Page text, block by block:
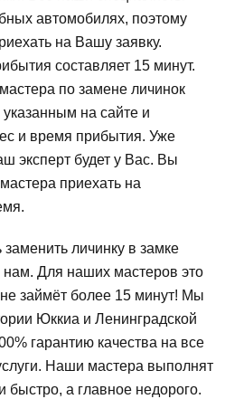
автомобилях, поэтому
на Вашу заявку.
составляет 15 минут.
по замене личинок
на сайте и
и время прибытия. Уже
эксперт будет у Вас. Вы
приехать на
личинку в замке
нам. Для наших мастеров это
займёт более 15 минут! Мы
Юккиа и Ленинградской
гарантию качества на все
Наши мастера выполнят
быстро, а главное недорого.